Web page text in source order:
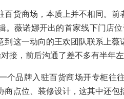
百货商场，本质上并不相同。
。薇诺娜开出的首家线下门店
到这一动向的王欢团队联系上
接，前后沟通了差不多有半年左
个品牌入驻百货商场开专柜往
商点位、装修设计，这其中还